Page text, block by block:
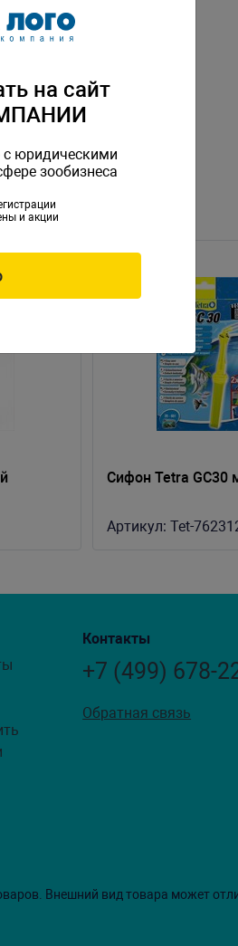
Сифон Tetra GC30
Артикул: Tet-
Контакты
+7 (499) 678-
Обратная связь
Внешний вид товара может
на сайт
юридическими
зообизнеса
и акции